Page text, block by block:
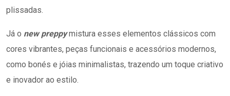
plissadas.
Já o new preppymistura esses elementos clássicos com
cores vibrantes, peças funcionais e acessórios modernos,
como bonés e jóias minimalistas, trazendo um toque criativo
e inovador ao estilo.